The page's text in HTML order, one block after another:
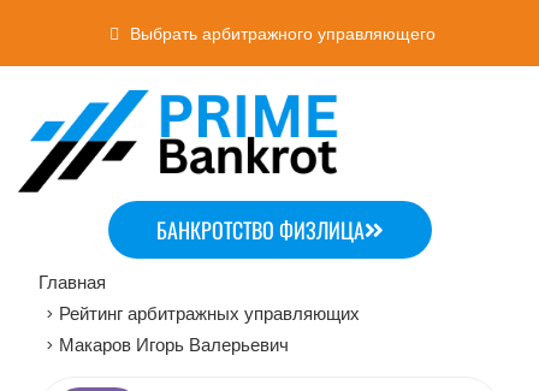
Выбрать арбитражного управляющего
БАНКРОТСТВО ФИЗЛИЦА
Главная
> Рейтинг арбитражных управляющих
> Макаров Игорь Валерьевич